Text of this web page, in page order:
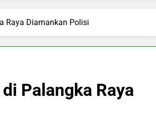
Raya Diamankan Polisi
Palangka Raya